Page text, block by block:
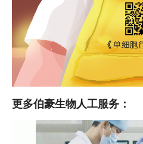
更多伯豪生物人工服务：